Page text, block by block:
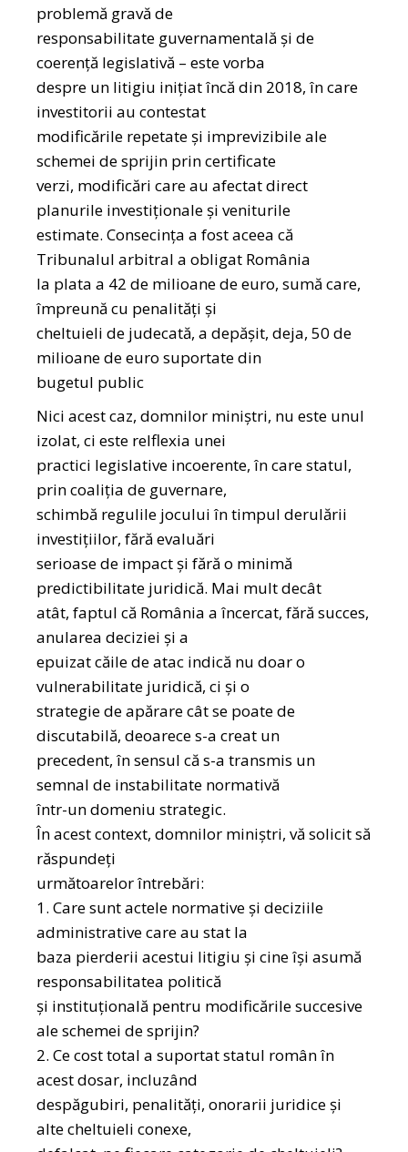
problemă gravă de
responsabilitate guvernamentală și de
coerență legislativă – este vorba
despre un litigiu inițiat încă din 2018, în care
investitorii au contestat
modificările repetate și imprevizibile ale
schemei de sprijin prin certificate
verzi, modificări care au afectat direct
planurile investiționale și veniturile
estimate. Consecința a fost aceea că
Tribunalul arbitral a obligat România
la plata a 42 de milioane de euro, sumă care,
împreună cu penalități și
cheltuieli de judecată, a depășit, deja, 50 de
milioane de euro suportate din
bugetul public
Nici acest caz, domnilor miniștri, nu este unul
izolat, ci este relflexia unei
practici legislative incoerente, în care statul,
prin coaliția de guvernare,
schimbă regulile jocului în timpul derulării
investițiilor, fără evaluări
serioase de impact și fără o minimă
predictibilitate juridică. Mai mult decât
atât, faptul că România a încercat, fără succes,
anularea deciziei și a
epuizat căile de atac indică nu doar o
vulnerabilitate juridică, ci și o
strategie de apărare cât se poate de
discutabilă, deoarece s-a creat un
precedent, în sensul că s-a transmis un
semnal de instabilitate normativă
într-un domeniu strategic.
În acest context, domnilor miniștri, vă solicit să
răspundeți
următoarelor întrebări:
1. Care sunt actele normative și deciziile
administrative care au stat la
baza pierderii acestui litigiu și cine își asumă
responsabilitatea politică
și instituțională pentru modificările succesive
ale schemei de sprijin?
2. Ce cost total a suportat statul român în
acest dosar, incluzând
despăgubiri, penalități, onorarii juridice și
alte cheltuieli conexe,